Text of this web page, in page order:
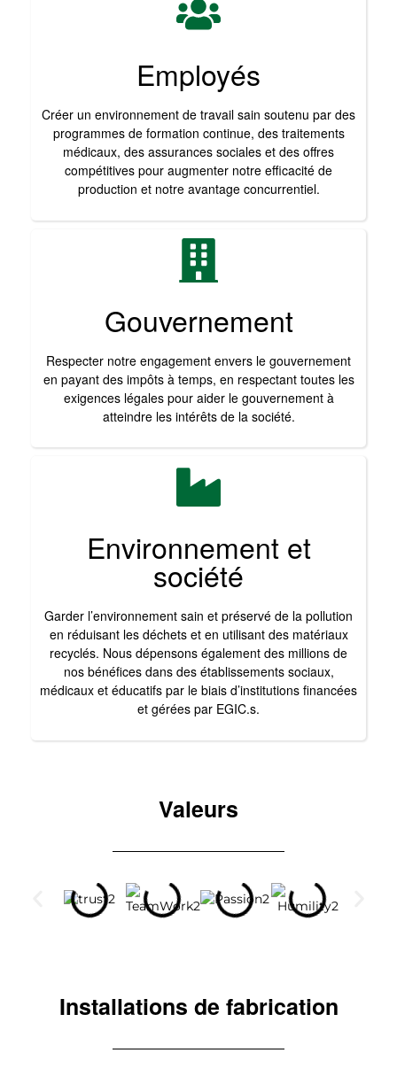
Employés
Créer un environnement de travail sain soutenu par des
programmes de formation continue, des traitements
médicaux, des assurances sociales et des offres
compétitives pour augmenter notre efficacité de
production et notre avantage concurrentiel.
Gouvernement
Respecter notre engagement envers le gouvernement
en payant des impôts à temps, en respectant toutes les
exigences légales pour aider le gouvernement à
atteindre les intérêts de la société.
Environnement et
société
Garder l’environnement sain et préservé de la pollution
en réduisant les déchets et en utilisant des matériaux
recyclés. Nous dépensons également des millions de
nos bénéfices dans des établissements sociaux,
médicaux et éducatifs par le biais d’institutions financées
et gérées par EGIC.s.
Valeurs
Installations de fabrication